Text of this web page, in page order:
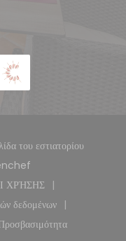
του εστιατορίου
((ανοίγει σε νέο
ΧΡΉΣΗΣ
((ανοίγει σε νέο
δεδομένων
σε νέο παράθυρο))
παράθυρο))((ανοίγει σε νέο